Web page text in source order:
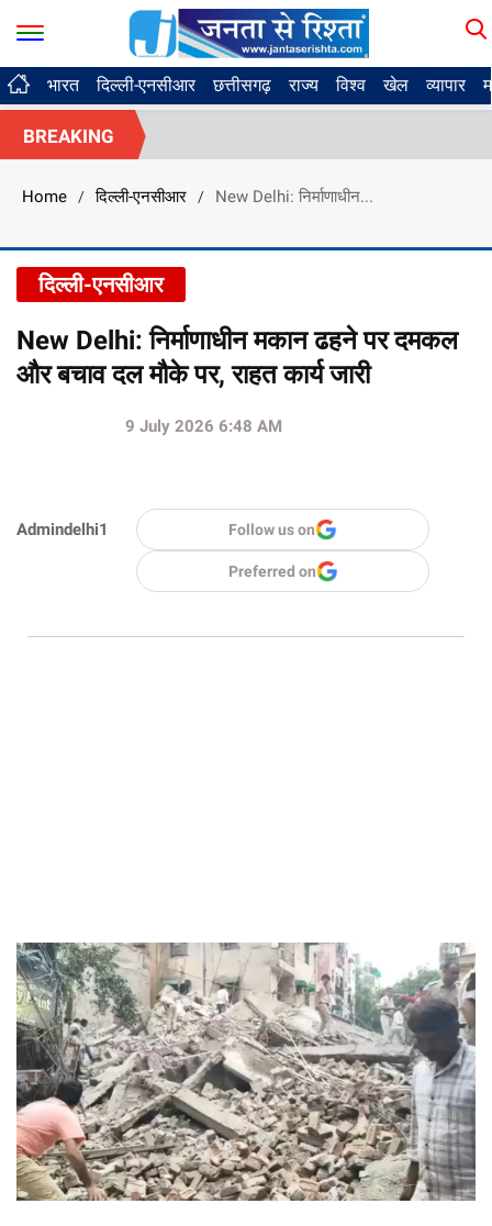
भारत दिल्ली-एनसीआर छत्तीसगढ़ राज्य विश्व खेल व्यापार
BREAKING
Home / दिल्ली-एनसीआर / New Delhi: निर्माणाधीन...
दिल्ली-एनसीआर
New Delhi: निर्माणाधीन मकान ढहने पर दमकल
और बचाव दल मौके पर, राहत कार्य जारी
Admindelhi1
9 July 2026 6:48 AM
Follow us on
Preferred on